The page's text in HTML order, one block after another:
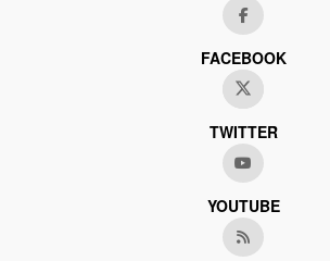
FACEBOOK
TWITTER
YOUTUBE